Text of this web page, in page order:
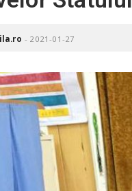
.
- 2021-01-27